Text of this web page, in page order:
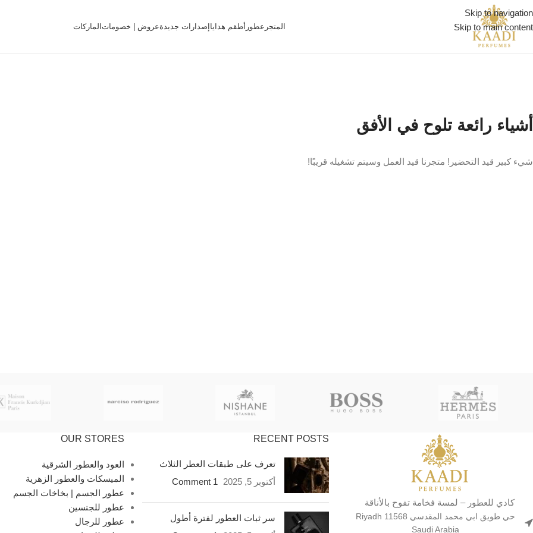
Skip to navigation
Skip to main content
المتجر عطور أطقم هدايا إصدارات جديدةعروض | خصومات الماركات
أشياء رائعة تلوح في الأفق
شيء كبير قيد التحضير! متجرنا قيد العمل وسيتم تشغيله قريبًا!
كادي للعطور – لمسة فخامة تفوح بالأناقة
حي طويق ابي محمد المقدسي Riyadh 11568
Saudi Arabia
RECENT POSTS
تعرف على طبقات العطر الثلاث
أكتوبر 5, 2025
1 Comment
سر ثبات العطور لفترة أطول
OUR STORES
العود والعطور الشرقية
الميسكات والعطور الزهرية
عطور الجسم | بخاخات الجسم
عطور للجنسين
عطور للرجال